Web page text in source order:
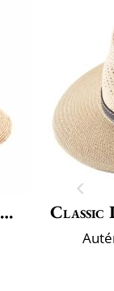
Classic